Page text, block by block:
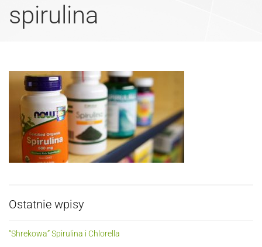
spirulina
Ostatnie wpisy
“Shrekowa” Spirulina i Chlorella